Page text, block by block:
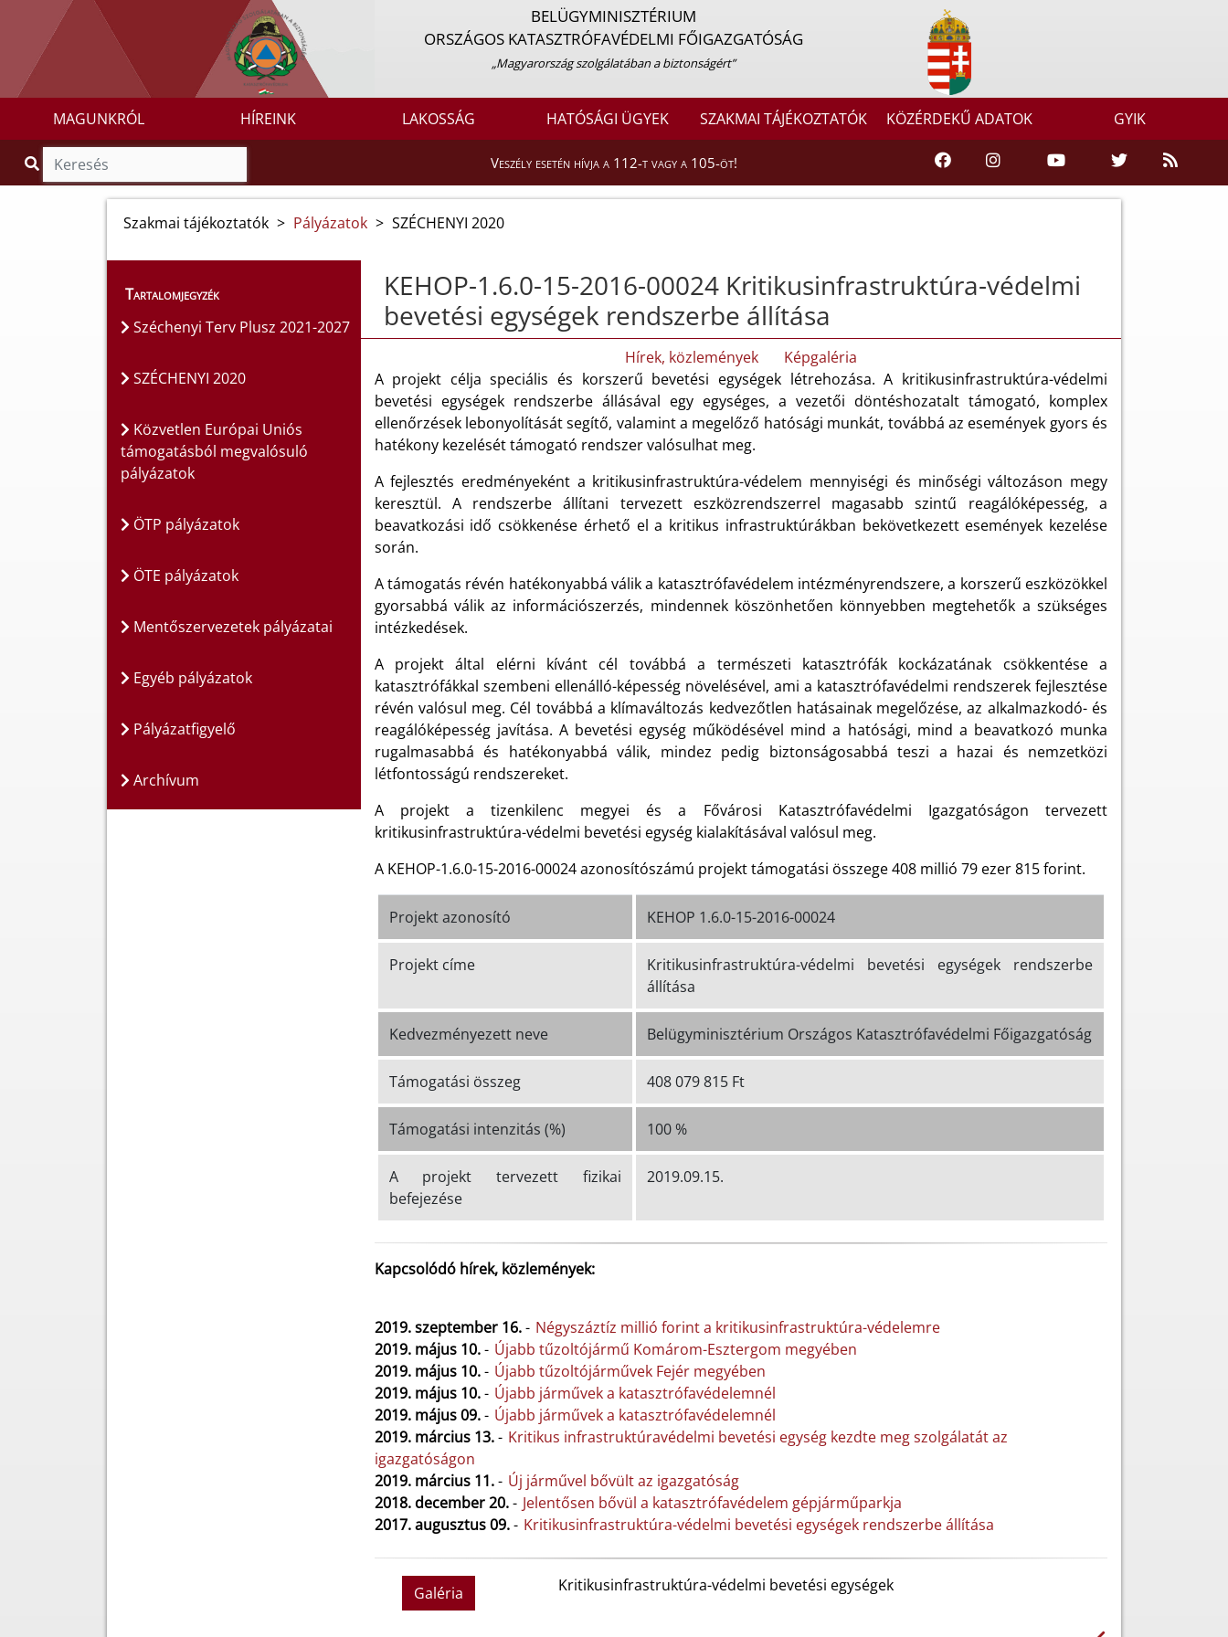
BELÜGYMINISZTÉRIUM
ORSZÁGOS KATASZTRÓFAVÉDELMI FŐIGAZGATÓSÁG
„Magyarország szolgálatában a biztonságért”
MAGUNKRÓL HÍREINK LAKOSSÁG HATÓSÁGI ÜGYEK SZAKMAI TÁJÉKOZTATÓK KÖZÉRDEKŰ ADATOK GYIK
Veszély esetén hívja a 112-t vagy a 105-öt!
Szakmai tájékoztatók > Pályázatok > SZÉCHENYI 2020
Tartalomjegyzék
Széchenyi Terv Plusz 2021-2027
SZÉCHENYI 2020
Közvetlen Európai Uniós
támogatásból megvalósuló
pályázatok
ÖTP pályázatok
ÖTE pályázatok
Mentőszervezetek pályázatai
Egyéb pályázatok
Pályázatfigyelő
Archívum
KEHOP-1.6.0-15-2016-00024 Kritikusinfrastruktúra-védelmi
bevetési egységek rendszerbe állítása
Hírek, közlemények
Képgaléria
A projekt célja speciális és korszerű bevetési egységek létrehozása. A kritikusinfrastruktúra-védelmi
bevetési egységek rendszerbe állásával egy egységes, a vezetői döntéshozatalt támogató, komplex
ellenőrzések lebonyolítását segítő, valamint a megelőző hatósági munkát, továbbá az események gyors és
hatékony kezelését támogató rendszer valósulhat meg.
A fejlesztés eredményeként a kritikusinfrastruktúra-védelem mennyiségi és minőségi változáson megy
keresztül. A rendszerbe állítani tervezett eszközrendszerrel magasabb szintű reagálóképesség, a
beavatkozási idő csökkenése érhető el a kritikus infrastruktúrákban bekövetkezett események kezelése
során.
A támogatás révén hatékonyabbá válik a katasztrófavédelem intézményrendszere, a korszerű eszközökkel
gyorsabbá válik az információszerzés, mindennek köszönhetően könnyebben megtehetők a szükséges
intézkedések.
A projekt által elérni kívánt cél továbbá a természeti katasztrófák kockázatának csökkentése a
katasztrófákkal szembeni ellenálló-képesség növelésével, ami a katasztrófavédelmi rendszerek fejlesztése
révén valósul meg. Cél továbbá a klímaváltozás kedvezőtlen hatásainak megelőzése, az alkalmazkodó- és
reagálóképesség javítása. A bevetési egység működésével mind a hatósági, mind a beavatkozó munka
rugalmasabbá és hatékonyabbá válik, mindez pedig biztonságosabbá teszi a hazai és nemzetközi
létfontosságú rendszereket.
A projekt a tizenkilenc megyei és a Fővárosi Katasztrófavédelmi Igazgatóságon tervezett
kritikusinfrastruktúra-védelmi bevetési egység kialakításával valósul meg.
A KEHOP-1.6.0-15-2016-00024 azonosítószámú projekt támogatási összege 408 millió 79 ezer 815 forint.
Projekt azonosító KEHOP 1.6.0-15-2016-00024
Projekt címe
Kritikusinfrastruktúra-védelmi bevetési egységek rendszerbe
állítása
Kedvezményezett neve Belügyminisztérium Országos Katasztrófavédelmi Főigazgatóság
Támogatási összeg 408 079 815 Ft
Támogatási intenzitás (%) 100 %
A projekt tervezett fizikai
befejezése
2019.09.15.
Kapcsolódó hírek, közlemények:
2019. szeptember 16.- Négyszáztíz millió forint a kritikusinfrastruktúra-védelemre
2019. május 10.- Újabb tűzoltójármű Komárom-Esztergom megyében
2019. május 10.- Újabb tűzoltójárművek Fejér megyében
2019. május 10.- Újabb járművek a katasztrófavédelemnél
2019. május 09.- Újabb járművek a katasztrófavédelemnél
2019. március 13.- Kritikus infrastruktúravédelmi bevetési egység kezdte meg szolgálatát az
igazgatóságon
2019. március 11.- Új járművel bővült az igazgatóság
2018. december 20.- Jelentősen bővül a katasztrófavédelem gépjárműparkja
2017. augusztus 09.- Kritikusinfrastruktúra-védelmi bevetési egységek rendszerbe állítása
Galéria Kritikusinfrastruktúra-védelmi bevetési egységek